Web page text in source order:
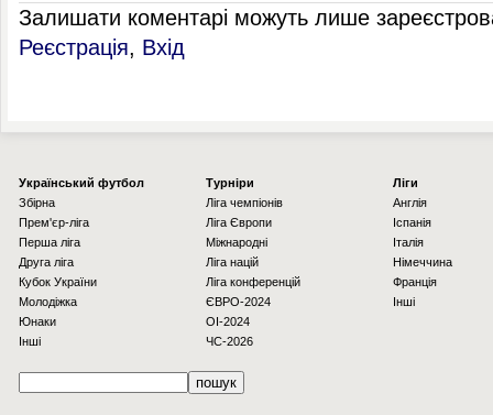
Залишати коментарі можуть лише
Реєстрація, Вхід
Українcький футбол
Збірна
Прем'єр-ліга
Перша ліга
Друга ліга
Кубок України
Молодіжка
Юнаки
Інші
Турніри
Ліга чемпіонів
Ліга Європи
Міжнародні
Ліга націй
Ліга конференцій
ЄВРО-2024
OI-2024
ЧС-2026
Ліги
Англія
Іспанія
Італія
Німеччина
Франція
Інші